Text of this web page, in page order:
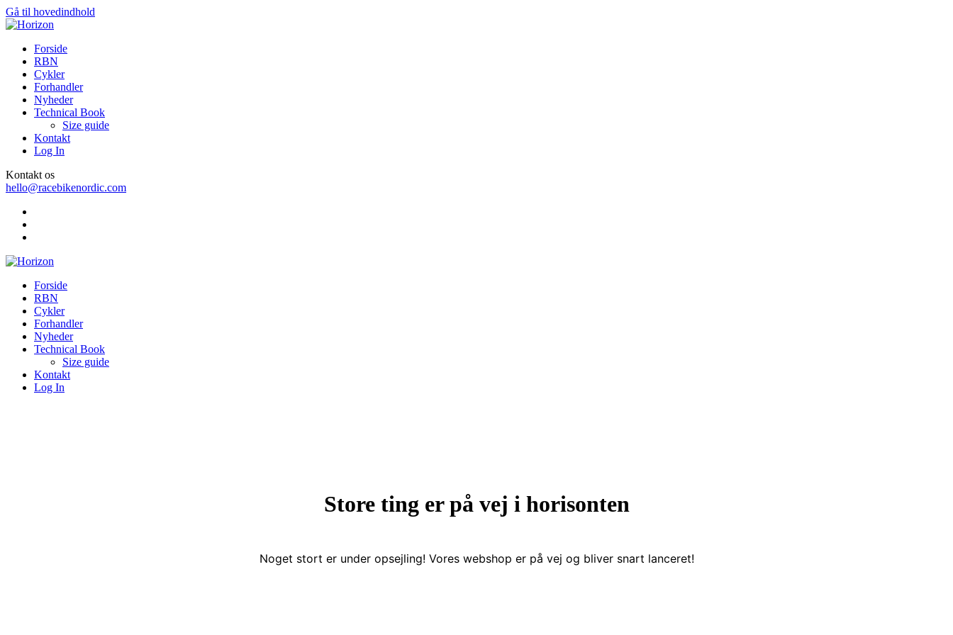
Gå til hovedindhold
Forside
RBN
Cykler
Forhandler
Nyheder
Technical Book
Size guide
Kontakt
Log In
Kontakt os
hello@racebikenordic.com
Forside
RBN
Cykler
Forhandler
Nyheder
Technical Book
Size guide
Kontakt
Log In
Store ting er på vej i horisonten
Noget stort er under opsejling! Vores webshop er på vej og bliver snart lanceret!